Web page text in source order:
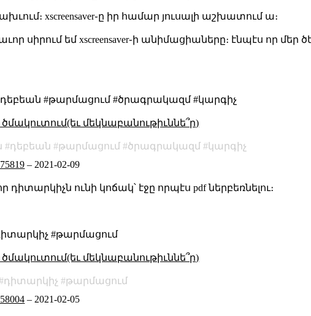
xscreensaver֊ը իր համար յուսալի աշխատում ա։
սիրում եմ xscreensaver֊ի անիմացիաները։ էնպէս որ մեր
#թարմացում #ծրագրակազմ #կարգիչ
մեկնաբանութիւննե՞ր)
դեբեան թարմացում ծրագրակազմ
կարգիչ
– 2021-02-09
դիտարկիչն ունի կոճակ՝ էջը որպէս pdf ներբեռնելու։
#թարմացում
մեկնաբանութիւննե՞ր)
դիտարկիչ
թարմացում
– 2021-02-05